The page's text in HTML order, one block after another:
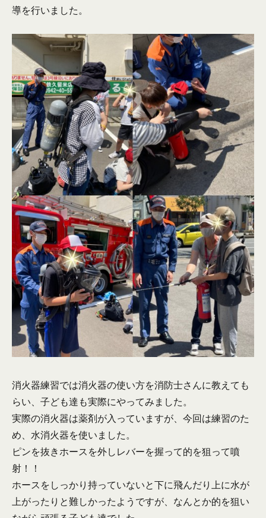
導を行いました。
消火器練習では消火器の使い方を消防士さんに教えても
らい、子ども達も実際にやってみました。
実際の消火器は薬剤が入っていますが、今回は練習のた
め、水消火器を使いました。
ピンを抜きホースを外しレバーを握って的を狙って噴
射！！
ホースをしっかり持っていないと下に飛んだり上に水が
上がったりと難しかったようですが、なんとか的を狙い